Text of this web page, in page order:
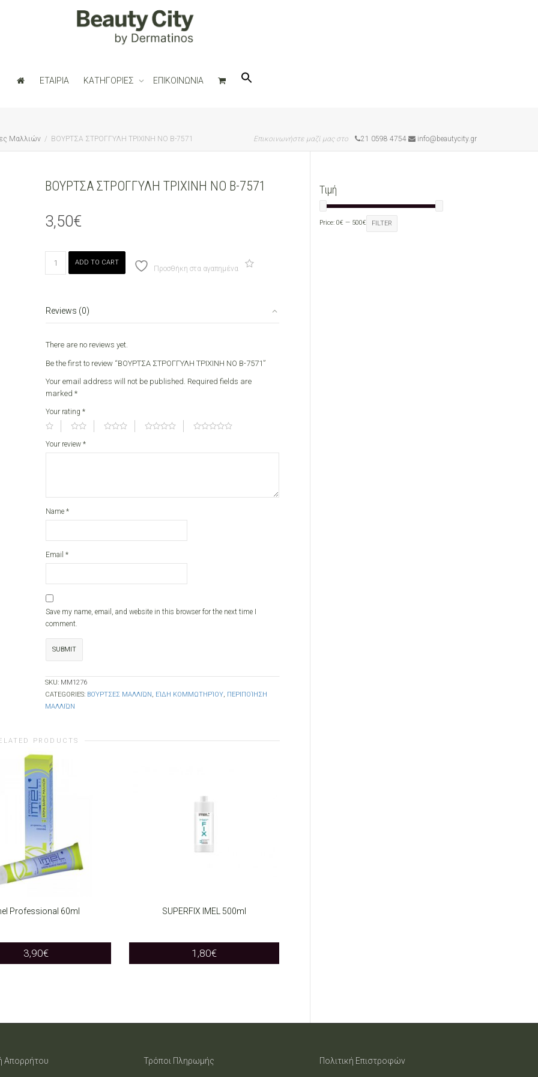
ΕΤΑΙΡΙΑ ΚΑΤΗΓΟΡΙΕΣ ΕΠΙΚΟΙΝΩΝΙΑ
Μαλλιών ΒΟΥΡΤΣΑ ΣΤΡΟΓΓΥΛΗ ΤΡΙΧΙΝΗ ΝΟ Β-7571 Επικοινωνήστε μαζί μας στο 21 0598 4754 info@beautycity.gr
ΒΟΥΡΤΣΑ ΣΤΡΟΓΓΥΛΗ ΤΡΙΧΙΝΗ ΝΟ Β-7571
3,50€
ΣΤΡΟΓΓΥΛΗ
quantity
ADD TO CART
Προσθήκη στα αγαπημένα
Reviews (0)
There are no reviews yet.
Be the first to review “ΒΟΥΡΤΣΑ ΣΤΡΟΓΓΥΛΗ ΤΡΙΧΙΝΗ ΝΟ Β-7571”
Your email address will not be published. Required fields are
marked *
Your rating *
Your review *
Name *
Email *
Save my name, email, and website in this browser for the next time I
comment.
SKU: ΜΜ1276
CATEGORIES: ΒΟΎΡΤΣΕΣ ΜΑΛΛΙΏΝ , ΕΊΔΗ ΚΟΜΜΩΤΗΡΊΟΥ, ΠΕΡΙΠΟΊΗΣΗ
ΜΑΛΛΙΏΝ
PRODUCTS
Professional 60ml
3,90€
SUPERFIX IMEL 500ml
1,80€
Τιμή
FILTER
Price: 0€ — 500€
Απορρήτου Τρόποι Πληρωμής Πολιτική Επιστροφών